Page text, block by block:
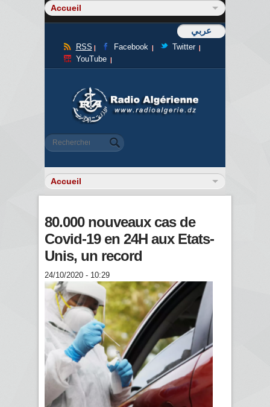
عربي
RSS Facebook
Twitter
YouTube
Formulaire de recherche
Rechercher
80.000 nouveaux cas de
Covid-19 en 24H aux Etats-
Unis, un record
24/10/2020 - 10:29